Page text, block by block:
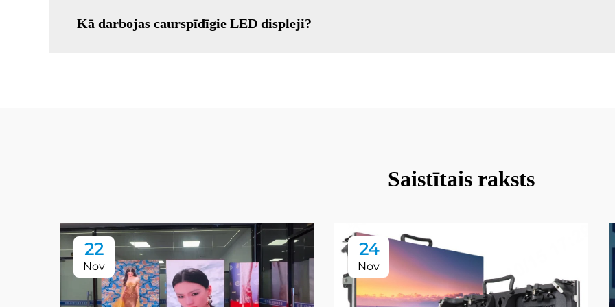
Kā darbojas caurspīdīgie LED displeji?
Saistītais raksts
22
Nov
24
Nov